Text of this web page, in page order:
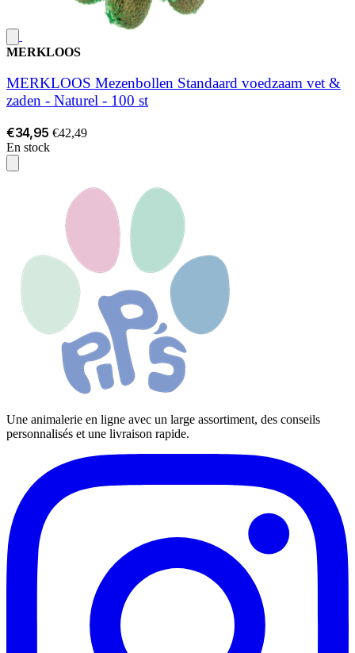
MERKLOOS
MERKLOOS Mezenbollen Standaard voedzaam vet &
zaden - Naturel - 100 st
€34,95 €42,49
En stock
Une animalerie en ligne avec un large assortiment, des conseils
personnalisés et une livraison rapide.